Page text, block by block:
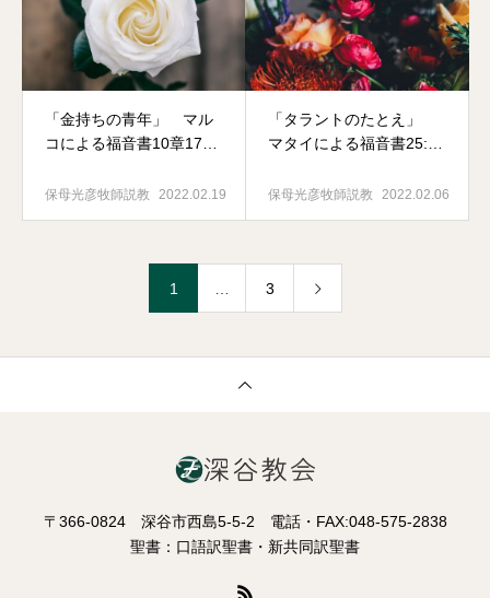
「金持ちの青年」 マル
コによる福音書10章17～
保母光彦牧師説教 2022.02.19
「タラントのたとえ」
マタイによる福音書25:14
保母光彦牧師説教 2022.02.06
1 3
〒366-0824 深谷市西島5-5-2 電話・FAX:048-575-2838
聖書：口語訳聖書・新共同訳聖書